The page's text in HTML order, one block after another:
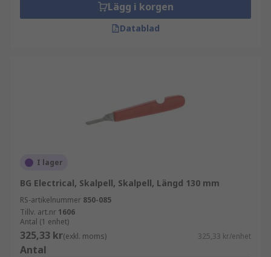
Lägg i korgen
Datablad
I lager
BG Electrical, Skalpell, Skalpell, Längd 130 mm
RS-artikelnummer 850-085
Tillv. art.nr 1606
Antal (1 enhet)
325,33 kr(exkl. moms) 325,33 kr/enhet
Antal